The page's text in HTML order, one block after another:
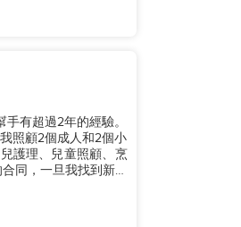
有超過2年的經驗。
照顧2個成人和2個小
護理、兒童照顧、烹
同，一旦我找到新的